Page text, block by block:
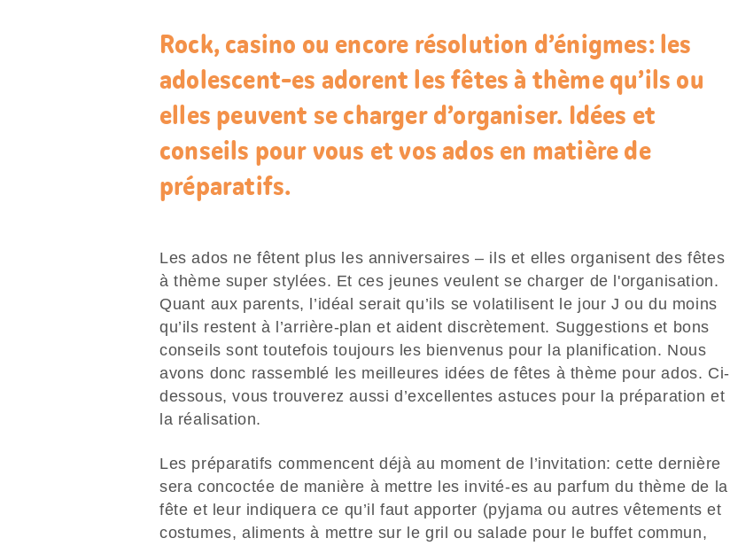
Rock, casino ou encore résolution d’énigmes: les
adolescent-es adorent les fêtes à thème qu’ils ou
elles peuvent se charger d’organiser. Idées et
conseils pour vous et vos ados en matière de
préparatifs.
Les ados ne fêtent plus les anniversaires – ils et elles organisent des fêtes
à thème super stylées. Et ces jeunes veulent se charger de l'organisation.
Quant aux parents, l’idéal serait qu’ils se volatilisent le jour J ou du moins
qu’ils restent à l’arrière-plan et aident discrètement. Suggestions et bons
conseils sont toutefois toujours les bienvenus pour la planification. Nous
avons donc rassemblé les meilleures idées de fêtes à thème pour ados. Ci-
dessous, vous trouverez aussi d’excellentes astuces pour la préparation et
la réalisation.
Les préparatifs commencent déjà au moment de l’invitation: cette dernière
sera concoctée de manière à mettre les invité-es au parfum du thème de la
fête et leur indiquera ce qu’il faut apporter (pyjama ou autres vêtements et
costumes, aliments à mettre sur le gril ou salade pour le buffet commun,